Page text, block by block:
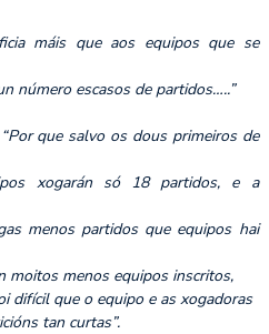
máis que aos equipos que se
número escasos de partidos…..”
“Por que salvo os dous primeiros de
xogarán só 18 partidos, e a
menos partidos que equipos hai
moitos menos equipos inscritos,
difícil que o equipo e as xogadoras
tan curtas”.